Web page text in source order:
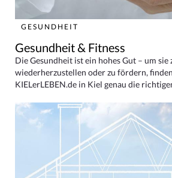
GESUNDHEIT
Gesundheit & Fitness
Die Gesundheit ist ein hohes Gut – um sie
wiederherzustellen oder zu fördern,
KIELerLEBEN.de in Kiel genau die